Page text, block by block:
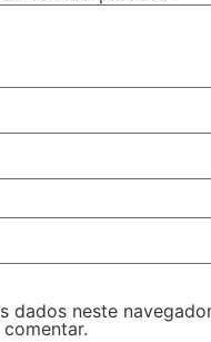
dados neste